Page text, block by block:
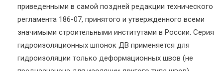
приведенными в самой поздней редакции технического
регламента 186-07, принятого и утвержденного всеми
значимыми строительными институтами в России. Серия
гидроизоляционных шпонок ДВ применяется для
гидроизоляции только деформационных швов (не